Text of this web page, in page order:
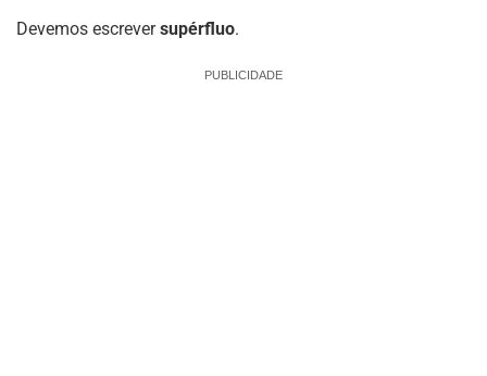
Devemos escreversupérfluo.
PUBLICIDADE